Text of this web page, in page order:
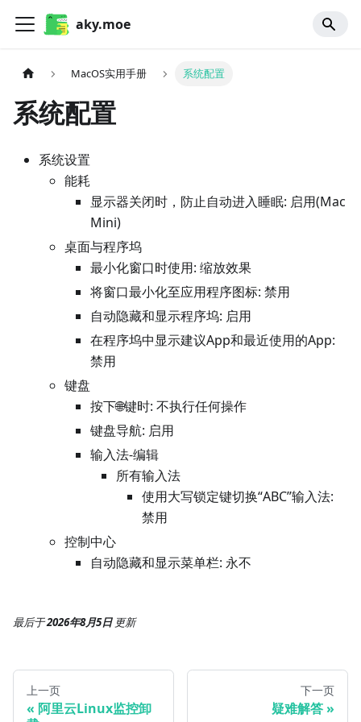
aky.moe
MacOS实用手册 系统配置
系统配置
系统设置
能耗
显示器关闭时，防止自动进入睡眠: 启用(Mac
Mini)
桌面与程序坞
最小化窗口时使用: 缩放效果
将窗口最小化至应用程序图标: 禁用
自动隐藏和显示程序坞: 启用
在程序坞中显示建议App和最近使用的App:
禁用
键盘
按下🌐键时: 不执行任何操作
键盘导航: 启用
输入法-编辑
所有输入法
使用大写锁定键切换“ABC”输入法:
禁用
控制中心
自动隐藏和显示菜单栏: 永不
最后于2026年8月5日 更新
上一页
阿里云Linux监控卸
下一页
疑难解答